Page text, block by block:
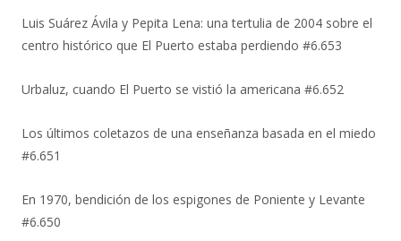
Luis Suárez Ávila y Pepita Lena: una tertulia de 2004 sobre el
centro histórico que El Puerto estaba perdiendo #6.653
Urbaluz, cuando El Puerto se vistió la americana #6.652
Los últimos coletazos de una enseñanza basada en el miedo
#6.651
En 1970, bendición de los espigones de Poniente y Levante
#6.650